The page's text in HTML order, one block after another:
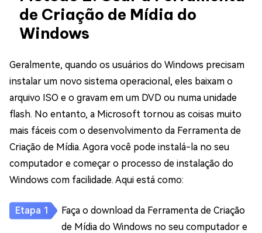
de Criação de Mídia do
Windows
Geralmente, quando os usuários do Windows precisam
instalar um novo sistema operacional, eles baixam o
arquivo ISO e o gravam em um DVD ou numa unidade
flash. No entanto, a Microsoft tornou as coisas muito
mais fáceis com o desenvolvimento da Ferramenta de
Criação de Mídia. Agora você pode instalá-la no seu
computador e começar o processo de instalação do
Windows com facilidade. Aqui está como:
Faça o download da Ferramenta de Criação
de Mídia do Windows no seu computador e